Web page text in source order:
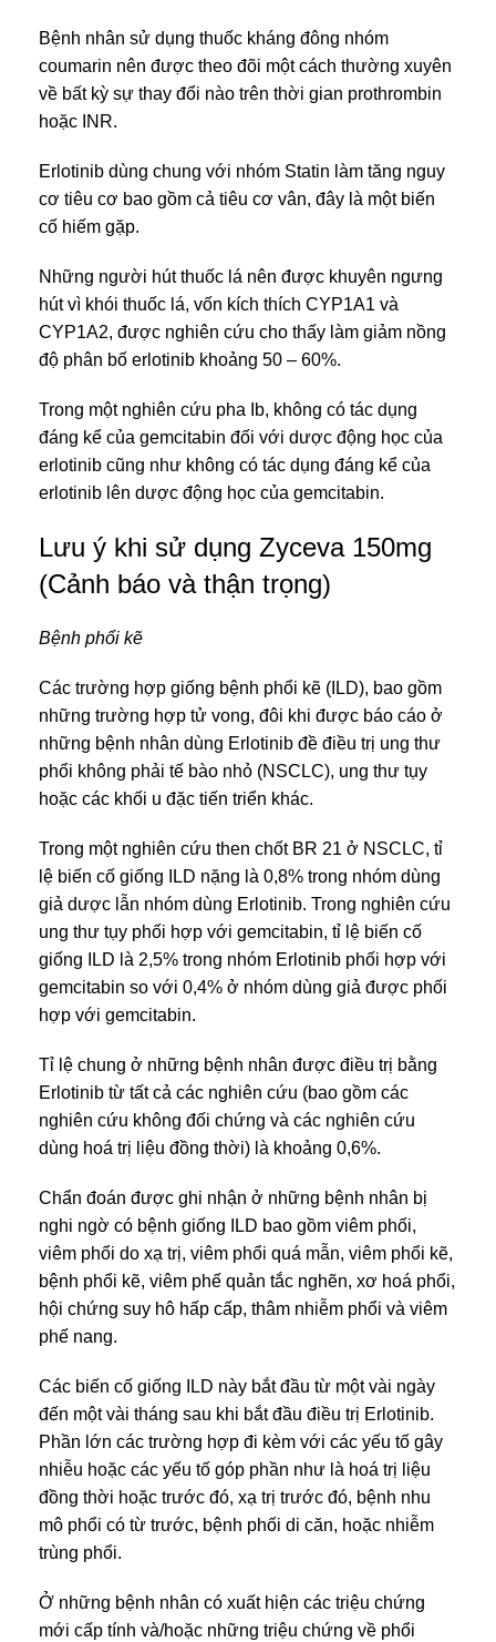
Bệnh nhân sử dụng thuốc kháng đông nhóm
coumarin nên được theo đõi một cách thường xuyên
về bất kỳ sự thay đổi nào trên thời gian prothrombin
hoặc INR.
Erlotinib dùng chung với nhóm Statin làm tăng nguy
cơ tiêu cơ bao gồm cả tiêu cơ vân, đây là một biến
cố hiếm gặp.
Những người hút thuốc lá nên được khuyên ngưng
hút vì khói thuốc lá, vốn kích thích CYP1A1 và
CYP1A2, được nghiên cứu cho thấy làm giảm nồng
độ phân bố erlotinib khoảng 50 – 60%.
Trong một nghiên cứu pha Ib, không có tác dụng
đáng kể của gemcitabin đối với dược động học của
erlotinib cũng như không có tác dụng đáng kể của
erlotinib lên dược động học của gemcitabin.
Lưu ý khi sử dụng Zyceva 150mg
(Cảnh báo và thận trọng)
Bệnh phổi kẽ
Các trường hợp giống bệnh phổi kẽ (ILD), bao gồm
những trường hợp tử vong, đôi khi được báo cáo ở
những bệnh nhân dùng Erlotinib đề điều trị ung thư
phổi không phải tế bào nhỏ (NSCLC), ung thư tụy
hoặc các khối u đặc tiến triển khác.
Trong một nghiên cứu then chốt BR 21 ở NSCLC, tỉ
lệ biến cố giống ILD nặng là 0,8% trong nhóm dùng
giả dược lẫn nhóm dùng Erlotinib. Trong nghiên cứu
ung thư tụy phối hợp với gemcitabin, tỉ lệ biến cố
giống ILD là 2,5% trong nhóm Erlotinib phối hợp với
gemcitabin so với 0,4% ở nhóm dùng giả được phối
hợp với gemcitabin.
Tỉ lệ chung ở những bệnh nhân được điều trị bằng
Erlotinib từ tất cả các nghiên cứu (bao gồm các
nghiên cứu không đối chứng và các nghiên cứu
dùng hoá trị liệu đồng thời) là khoảng 0,6%.
Chẩn đoán được ghi nhận ở những bệnh nhân bị
nghi ngờ có bệnh giống ILD bao gồm viêm phối,
viêm phổi do xạ trị, viêm phổi quá mẫn, viêm phổi kẽ,
bệnh phổi kẽ, viêm phế quản tắc nghẽn, xơ hoá phổi,
hội chứng suy hô hấp cấp, thâm nhiễm phổi và viêm
phế nang.
Các biến cố giống ILD này bắt đầu từ một vài ngày
đến một vài tháng sau khi bắt đầu điều trị Erlotinib.
Phần lớn các trường hợp đi kèm với các yếu tố gây
nhiễu hoặc các yếu tố góp phần như là hoá trị liệu
đồng thời hoặc trước đó, xạ trị trước đó, bệnh nhu
mô phổi có từ trước, bệnh phối di căn, hoặc nhiễm
trùng phổi.
Ở những bệnh nhân có xuất hiện các triệu chứng
mới cấp tính và/hoặc những triệu chứng về phổi